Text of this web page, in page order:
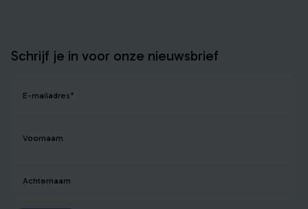
Schrijf je in voor onze nieuwsbrief
E-mailadres*
Voornaam
Achternaam